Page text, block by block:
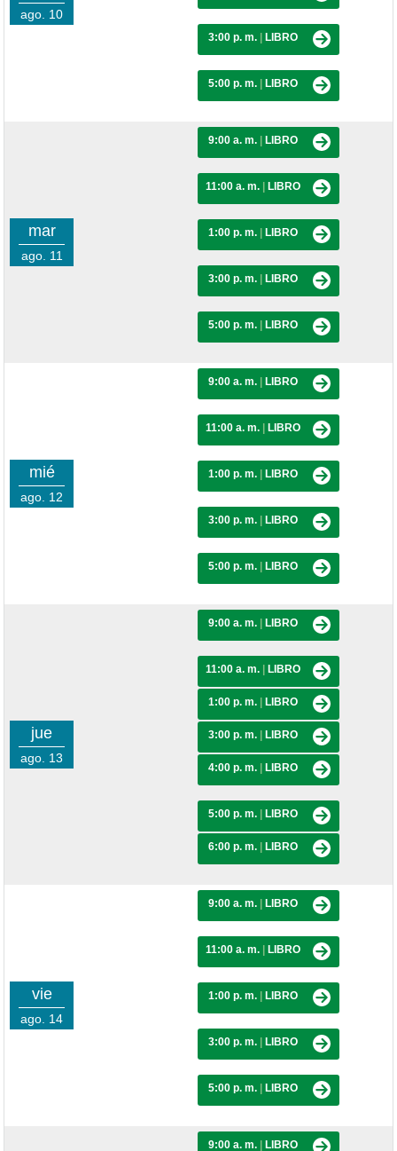
ago. 10
3:00 p. m. LIBRO
5:00 p. m. LIBRO
mar
ago. 11
9:00 a. m. LIBRO
11:00 a. m. LIBRO
1:00 p. m. LIBRO
3:00 p. m. LIBRO
5:00 p. m. LIBRO
mié
ago. 12
9:00 a. m. LIBRO
11:00 a. m. LIBRO
1:00 p. m. LIBRO
3:00 p. m. LIBRO
5:00 p. m. LIBRO
jue
ago. 13
9:00 a. m. LIBRO
11:00 a. m. LIBRO
1:00 p. m. LIBRO
3:00 p. m. LIBRO
4:00 p. m. LIBRO
5:00 p. m. LIBRO
6:00 p. m. LIBRO
vie
ago. 14
9:00 a. m. LIBRO
11:00 a. m. LIBRO
1:00 p. m. LIBRO
3:00 p. m. LIBRO
5:00 p. m. LIBRO
9:00 a. m. LIBRO